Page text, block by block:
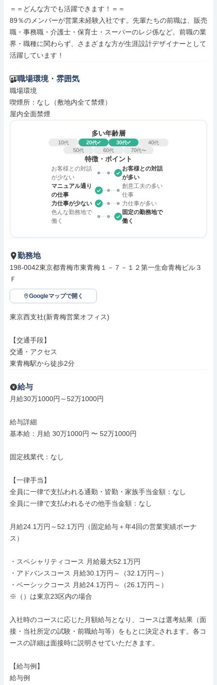
＝＝どんな方でも活躍できます！＝＝
89％のメンバーが営業未経験入社です。先輩たちの前職は、販売
職・事務職・介護士・保育士・スーパーのレジ係など。前職の業
界・職種に関わらず、さまざまな方が生涯設計デザイナーとして
活躍しています！
職場環境・雰囲気
職場環境
喫煙所：なし（敷地内全て禁煙）
屋内全面禁煙
多い年齢層
10代 20代 30代 40代
50代 60代 70代〜
特徴・ポイント
お客様との対話
が少ない
お客様との対話
が多い
マニュアル通り
の仕事
創意工夫の多い
仕事
力仕事が少ない
力仕事が多い
色んな勤務地で
働く
固定の勤務地で
働く
勤務地
198-0042東京都青梅市東青梅１－７－１２第一生命青梅ビル３
Ｆ
Googleマップで開く
東京西支社(新青梅営業オフィス)
【交通手段】
交通・アクセス
東青梅駅から徒歩2分
給与
月給30万1000円～52万1000円
給与詳細
基本給：月給 30万1000円 〜 52万1000円
固定残業代：なし
【一律手当】
全員に一律で支払われる通勤・皆勤・家族手当金額：なし
全員に一律で支払われるその他手当金額：なし
月給24.1万円～52.1万円（固定給与＋年4回の営業実績ボーナ
ス）
・スペシャリティコース 月給最大52.1万円
・アドバンスコース 月給30.1万円～（32.1万円～）
・ベーシックコース 月給24.1万円～（26.1万円～）
※（）は東京23区内の場合
入社時のコースに応じた月額給与となり、コースは選考結果（面
接・当社所定の試験・前職給与等）をもとに決定されます。各コ
ースの詳細は面接時に説明させていただきます。
【給与例】
給与例